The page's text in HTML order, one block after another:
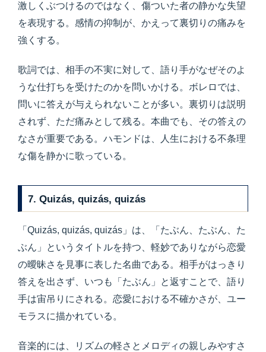
激しくぶつけるのではなく、傷ついた者の静かな失望
を表現する。感情の抑制が、かえって裏切りの痛みを
強くする。
歌詞では、相手の不実に対して、語り手がなぜそのよ
うな仕打ちを受けたのかを問いかける。ボレロでは、
問いに答えが与えられないことが多い。裏切りは説明
されず、ただ痛みとして残る。本曲でも、その答えの
なさが重要である。ハモンドは、人生における不条理
な傷を静かに歌っている。
7. Quizás, quizás, quizás
「Quizás, quizás, quizás」は、「たぶん、たぶん、た
ぶん」というタイトルを持つ、軽妙でありながら恋愛
の曖昧さを見事に表した名曲である。相手がはっきり
答えを出さず、いつも「たぶん」と返すことで、語り
手は宙吊りにされる。恋愛における不確かさが、ユー
モラスに描かれている。
音楽的には、リズムの軽さとメロディの親しみやすさ